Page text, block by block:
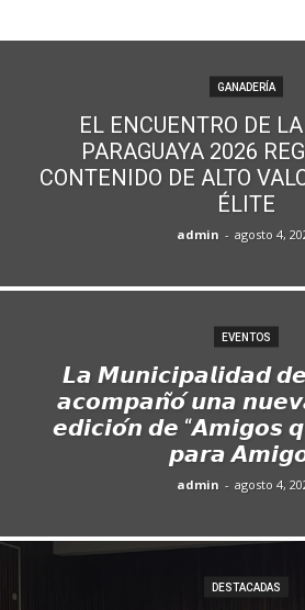
GANADERÍA
EL ENCUENTRO DE
PARAGUAYA 2026
CONTENIDO DE ALTO
ÉLITE
admin - agosto 4,
EVENTOS
𝙇𝙖 𝙈𝙪𝙣𝙞𝙘𝙞𝙥𝙖𝙡𝙞𝙙𝙖𝙙 𝙙𝙚
𝙖𝙘𝙤𝙢𝙥𝙖𝙣̃𝙤́ 𝙪𝙣𝙖
𝙚𝙙𝙞𝙘𝙞𝙤́𝙣 𝙙𝙚 “𝘼𝙢𝙞𝙜𝙤𝙨
𝙥𝙖𝙧𝙖
admin - agosto 4,
DESTACADAS